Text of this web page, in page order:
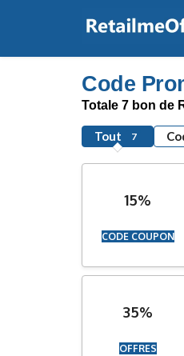
Code
Totale 7 bon de
Tout 7
15%
CODE COUPON
35%
OFFRES